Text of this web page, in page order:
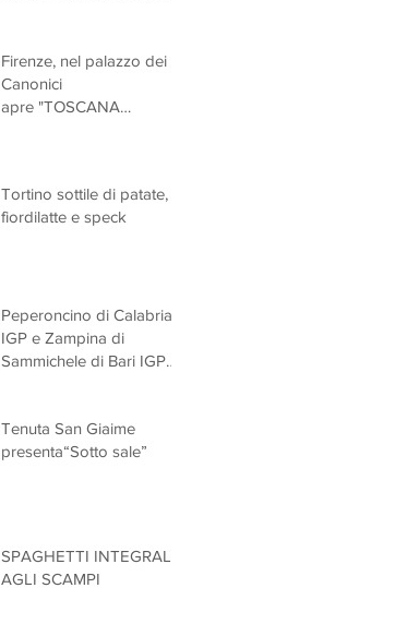
Firenze, nel palazzo dei
Canonici
apre "TOSCANA
Tortino sottile di patate,
fiordilatte e speck
Peperoncino di Calabria
IGP e Zampina di
Sammichele di Bari IGP
Tenuta San Giaime
presenta“Sotto sale”
SPAGHETTI INTEGRALI
AGLI SCAMPI